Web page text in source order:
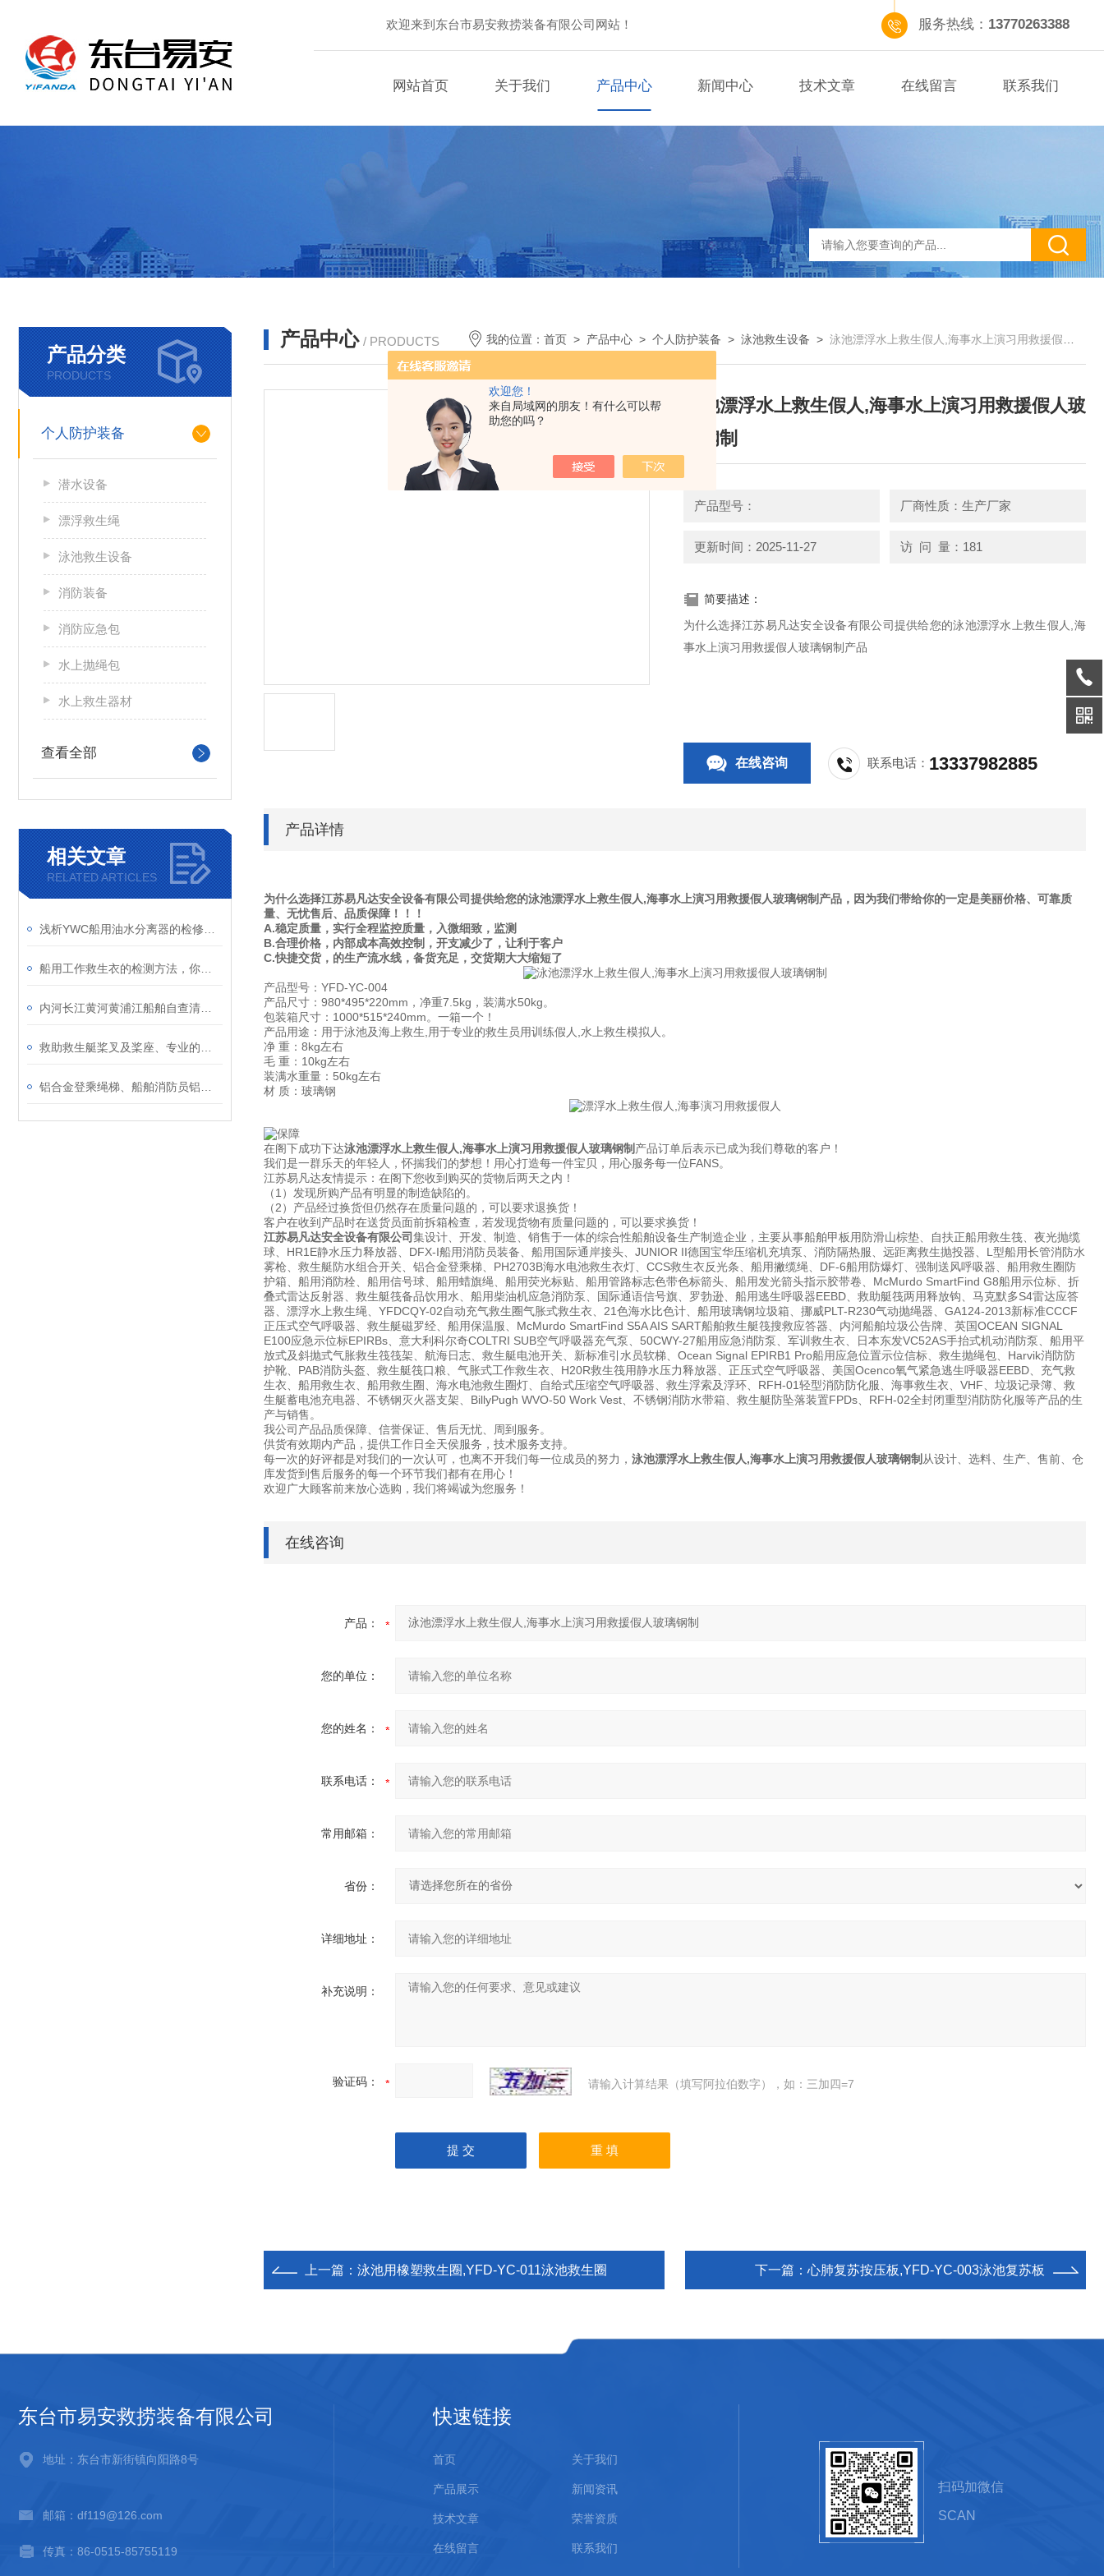
欢迎您！
来自局域网的朋友！有什么可以帮
助您的吗？
欢迎来到东台市易安救捞装备有限公司网站！ 服务热线： 13770263388
网站首页 关于我们 产品中心 新闻中心 技术文章 在线留言 联系我们
产品分类
PRODUCTS
个人防护装备
潜水设备
漂浮救生绳
泳池救生设备
消防装备
消防应急包
水上抛绳包
水上救生器材
查看全部
相关文章
RELATED ARTICLES
产品中心 / PRODUCTS 我的位置：首页 > 产品中心 >个人防护装备 >泳池救生设备 >泳池漂浮水上救生假人,海事水上演习用救援假人玻璃钢制
泳池漂浮水上救生假人,海事水上演习用救援假人玻
璃钢制
产品型号： 厂商性质：生产厂家
更新时间：2025-11-27 访 问 量：181
简要描述：
为什么选择江苏易凡达安全设备有限公司提供给您的泳池漂浮水上救生假人,海
事水上演习用救援假人玻璃钢制产品
在线咨询 联系电话： 13337982885
产品详情
为什么选择江苏易凡达安全设备有限公司提供给您的泳池漂浮水上救生假人,海事水上演习用救援假人玻璃钢制产品，因为我们带给你的一定是美丽价格、可靠质
量、无忧售后、品质保障！！！
A.稳定质量，实行全程监控质量，入微细致，监测
B.合理价格，内部成本高效控制，开支减少了，让利于客户
C.快捷交货，的生产流水线，备货充足，交货期大大缩短了
产品型号：YFD-YC-004
产品尺寸：980*495*220mm，净重7.5kg，装满水50kg。
包装箱尺寸：1000*515*240mm。一箱一个！
产品用途：用于泳池及海上救生,用于专业的救生员用训练假人,水上救生模拟人。
净 重：8kg左右
毛 重：10kg左右
装满水重量：50kg左右
材 质：玻璃钢
在阁下成功下达泳池漂浮水上救生假人,海事水上演习用救援假人玻璃钢制产品订单后表示已成为我们尊敬的客户！
我们是一群乐天的年轻人，怀揣我们的梦想！用心打造每一件宝贝，用心服务每一位FANS。
江苏易凡达友情提示：在阁下您收到购买的货物后两天之内！
（1）发现所购产品有明显的制造缺陷的。
（2）产品经过换货但仍然存在质量问题的，可以要求退换货！
客户在收到产品时在送货员面前拆箱检查，若发现货物有质量问题的，可以要求换货！
江苏易凡达安全设备有限公司集设计、开发、制造、销售于一体的综合性船舶设备生产制造企业，主要从事船舶甲板用防滑山棕垫、自扶正船用救生筏、夜光抛缆
球、HR1E静水压力释放器、DFX-I船用消防员装备、船用国际通岸接头、JUNIOR II德国宝华压缩机充填泵、消防隔热服、远距离救生抛投器、L型船用长管消防水
雾枪、救生艇防水组合开关、铝合金登乘梯、PH2703B海水电池救生衣灯、CCS救生衣反光条、船用撇缆绳、DF-6船用防爆灯、强制送风呼吸器、船用救生圈防
护箱、船用消防栓、船用信号球、船用蜡旗绳、船用荧光标贴、船用管路标志色带色标箭头、船用发光箭头指示胶带卷、McMurdo SmartFind G8船用示位标、折
叠式雷达反射器、救生艇筏备品饮用水、船用柴油机应急消防泵、国际通语信号旗、罗勃逊、船用逃生呼吸器EEBD、救助艇筏两用释放钩、马克默多S4雷达应答
器、漂浮水上救生绳、YFDCQY-02自动充气救生圈气胀式救生衣、21色海水比色计、船用玻璃钢垃圾箱、挪威PLT-R230气动抛绳器、GA124-2013新标准CCCF
正压式空气呼吸器、救生艇磁罗经、船用保温服、McMurdo SmartFind S5A AIS SART船舶救生艇筏搜救应答器、内河船舶垃圾公告牌、英国OCEAN SIGNAL
E100应急示位标EPIRBs、意大利科尔奇COLTRI SUB空气呼吸器充气泵、50CWY-27船用应急消防泵、军训救生衣、日本东发VC52AS手抬式机动消防泵、船用平
放式及斜抛式气胀救生筏筏架、航海日志、救生艇电池开关、新标准引水员软梯、Ocean Signal EPIRB1 Pro船用应急位置示位信标、救生抛绳包、Harvik消防防
护靴、PAB消防头盔、救生艇筏口粮、气胀式工作救生衣、H20R救生筏用静水压力释放器、正压式空气呼吸器、美国Ocenco氧气紧急逃生呼吸器EEBD、充气救
生衣、船用救生衣、船用救生圈、海水电池救生圈灯、自给式压缩空气呼吸器、救生浮索及浮环、RFH-01轻型消防防化服、海事救生衣、VHF、垃圾记录簿、救
生艇蓄电池充电器、不锈钢灭火器支架、BillyPugh WVO-50 Work Vest、不锈钢消防水带箱、救生艇防坠落装置FPDs、RFH-02全封闭重型消防防化服等产品的生
产与销售。
我公司产品品质保障、信誉保证、售后无忧、周到服务。
供货有效期内产品，提供工作日全天侯服务，技术服务支持。
每一次的好评都是对我们的一次认可，也离不开我们每一位成员的努力， 泳池漂浮水上救生假人,海事水上演习用救援假人玻璃钢制从设计、选料、生产、售前、仓
库发货到售后服务的每一个环节我们都有在用心！
欢迎广大顾客前来放心选购，我们将竭诚为您服务！
在线咨询
产品：
您的单位：
您的姓名：
联系电话：
常用邮箱：
省份：
详细地址：
补充说明：
验证码： 请输入计算结果（填写阿拉伯数字），如：三加四=7
上一篇： 泳池用橡塑救生圈,YFD-YC-011泳池救生圈 下一篇： 心肺复苏按压板,YFD-YC-003泳池复苏板
东台市易安救捞装备有限公司
地址：东台市新街镇向阳路8号
邮箱：df119@126.com
传真：86-0515-85755119
快速链接
首页 关于我们
产品展示 新闻资讯
技术文章 荣誉资质
在线留言 联系我们
扫码加微信
SCAN